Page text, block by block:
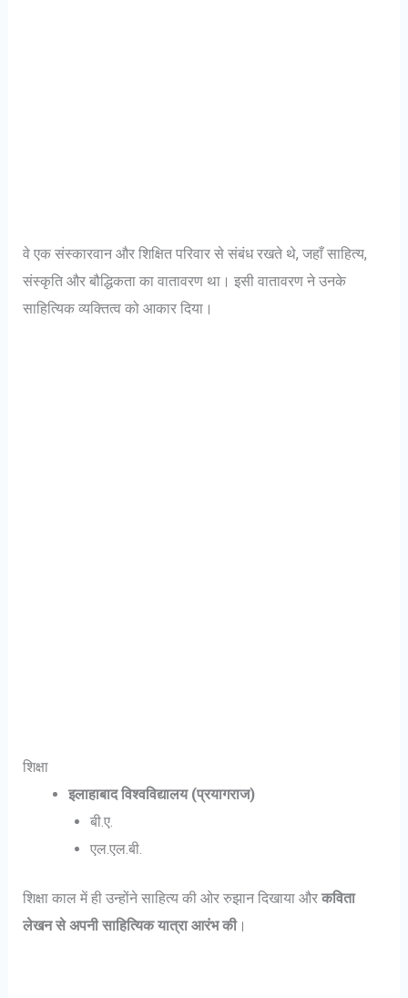
वे एक संस्कारवान और शिक्षित परिवार से संबंध रखते थे, जहाँ साहित्य,
संस्कृति और बौद्धिकता का वातावरण था। इसी वातावरण ने उनके
साहित्यिक व्यक्तित्व को आकार दिया।
शिक्षा
इलाहाबाद विश्वविद्यालय (प्रयागराज)
बी.ए.
एल.एल.बी.
शिक्षा काल में ही उन्होंने साहित्य की ओर रुझान दिखाया औरकविता
लेखन से अपनी साहित्यिक यात्रा आरंभ की।